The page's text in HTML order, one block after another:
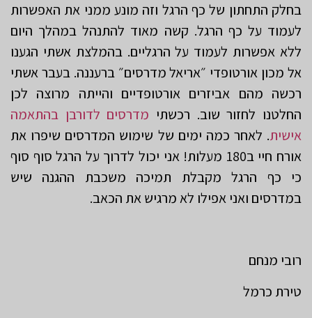
בחלק התחתון של כף הרגל וזה מונע ממני את האפשרות
לעמוד על כף הרגל. קשה מאוד להתנהל במהלך היום
ללא אפשרות לעמוד על הרגליים. בהמלצת אשתי הגענו
אל מכון אורטופדי ״אריאל מדרסים״ ברעננה. בעבר אשתי
רכשה מהם אביזרים אורטופדיים והייתה מרוצה לכן
החלטנו לחזור שוב. רכשתי מדרסים לדורבן בהתאמה
אישית. לאחר כמה ימים של שימוש המדרסים שיפרו את
אורח חיי ב180 מעלות! אני יכול לדרוך על הרגל סוף סוף
כי כף הרגל מקבלת תמיכה משכבת ההגנה שיש
במדרסים ואני אפילו לא מרגיש את הכאב.
רובי מנחם
טירת כרמל